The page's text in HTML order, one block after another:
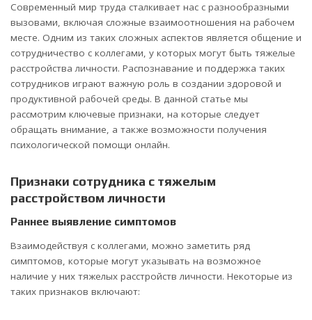
Современный мир труда сталкивает нас с разнообразными
вызовами, включая сложные взаимоотношения на рабочем
месте. Одним из таких сложных аспектов является общение и
сотрудничество с коллегами, у которых могут быть тяжелые
расстройства личности. Распознавание и поддержка таких
сотрудников играют важную роль в создании здоровой и
продуктивной рабочей среды. В данной статье мы
рассмотрим ключевые признаки, на которые следует
обращать внимание, а также возможности получения
психологической помощи онлайн.
Признаки сотрудника с тяжелым
расстройством личности
Раннее выявление симптомов
Взаимодействуя с коллегами, можно заметить ряд
симптомов, которые могут указывать на возможное
наличие у них тяжелых расстройств личности. Некоторые из
таких признаков включают: